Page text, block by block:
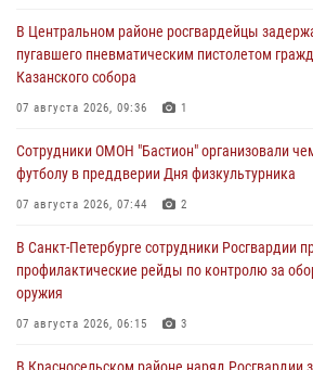
В Центральном районе росгвардейцы
пугавшего пневматическим пистолетом
Казанского собора
07 августа 2026, 09:36 1
Сотрудники ОМОН "Бастион" организовали
футболу в преддверии Дня физкультурника
07 августа 2026, 07:44 2
В Санкт-Петербурге сотрудники Росгвардии
профилактические рейды по контролю за
оружия
07 августа 2026, 06:15 3
В Красносельском районе наряд Росгвардии